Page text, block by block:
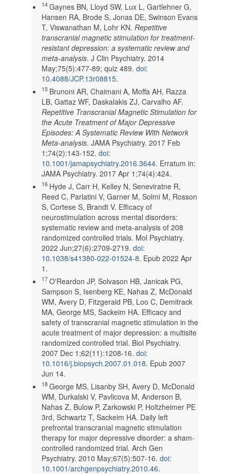
14Gaynes BN, Lloyd SW, Lux L, Gartlehner G,
Hansen RA, Brode S, Jonas DE, Swinson Evans
T, Viswanathan M, Lohr KN. Repetitive
transcranial magnetic stimulation for treatment-
resistant depression: a systematic review and
meta-analysis. J Clin Psychiatry. 2014
May;75(5):477-89; quiz 489.doi:
10.4088/JCP.13r08815.
15 Brunoni AR, Chaimani A, Moffa AH, Razza
LB, Gattaz WF, Daskalakis ZJ, Carvalho AF.
Repetitive Transcranial Magnetic Stimulation for
the Acute Treatment of Major Depressive
Episodes: A Systematic Review With Network
Meta-analysis. JAMA Psychiatry. 2017 Feb
1;74(2):143-152.doi:
10.1001/jamapsychiatry.2016.3644. Erratum in:
JAMA Psychiatry. 2017 Apr 1;74(4):424.
16 Hyde J, Carr H, Kelley N, Seneviratne R,
Reed C, Parlatini V, Garner M, Solmi M, Rosson
S, Cortese S, Brandt V. Efficacy of
neurostimulation across mental disorders:
systematic review and meta-analysis of 208
randomized controlled trials. Mol Psychiatry.
2022 Jun;27(6):2709-2719.doi:
10.1038/s41380-022-01524-8. Epub 2022 Apr
1.
17O'Reardon JP, Solvason HB, Janicak PG,
Sampson S, Isenberg KE, Nahas Z, McDonald
WM, Avery D, Fitzgerald PB, Loo C, Demitrack
MA, George MS, Sackeim HA. Efficacy and
safety of transcranial magnetic stimulation in the
acute treatment of major depression: a multisite
randomized controlled trial. Biol Psychiatry.
2007 Dec 1;62(11):1208-16.doi:
10.1016/j.biopsych.2007.01.018. Epub 2007
Jun 14.
18George MS, Lisanby SH, Avery D, McDonald
WM, Durkalski V, Pavlicova M, Anderson B,
Nahas Z, Bulow P, Zarkowski P, Holtzheimer PE
3rd, Schwartz T, Sackeim HA. Daily left
prefrontal transcranial magnetic stimulation
therapy for major depressive disorder: a sham-
controlled randomized trial. Arch Gen
Psychiatry. 2010 May;67(5):507-16.doi:
10.1001/archgenpsychiatry.2010.46.